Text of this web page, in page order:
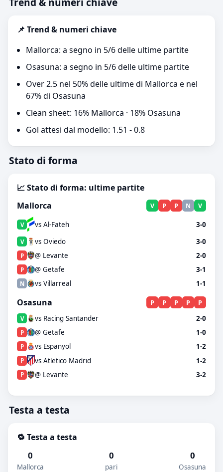
📌 Trend & numeri chiave
Mallorca: a segno in 5/6 delle ultime partite
Osasuna: a segno in 5/6 delle ultime partite
Over 2.5 nel 50% delle ultime di Mallorca e nel
67% di Osasuna
Clean sheet: 16% Mallorca · 18% Osasuna
Gol attesi dal modello: 1.51 - 0.8
Stato di forma
📈 Stato di forma: ultime partite
Mallorca
V P P N V
V vs Al-Fateh 3-0
V vs Oviedo 3-0
P @ Levante 2-0
P @ Getafe 3-1
N vs Villarreal 1-1
Osasuna P P P P P
V vs Racing Santander 2-0
P @ Getafe 1-0
P vs Espanyol 1-2
P vs Atletico Madrid 1-2
P @ Levante 3-2
Testa a testa
🔁 Testa a testa
0
Mallorca
0
pari
0
Osasuna